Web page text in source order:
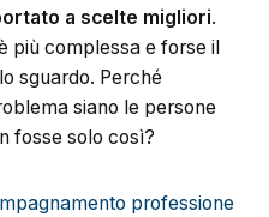
a scelte migliori.
più complessa e forse il
sguardo. Perché
siano le persone
fosse solo così?